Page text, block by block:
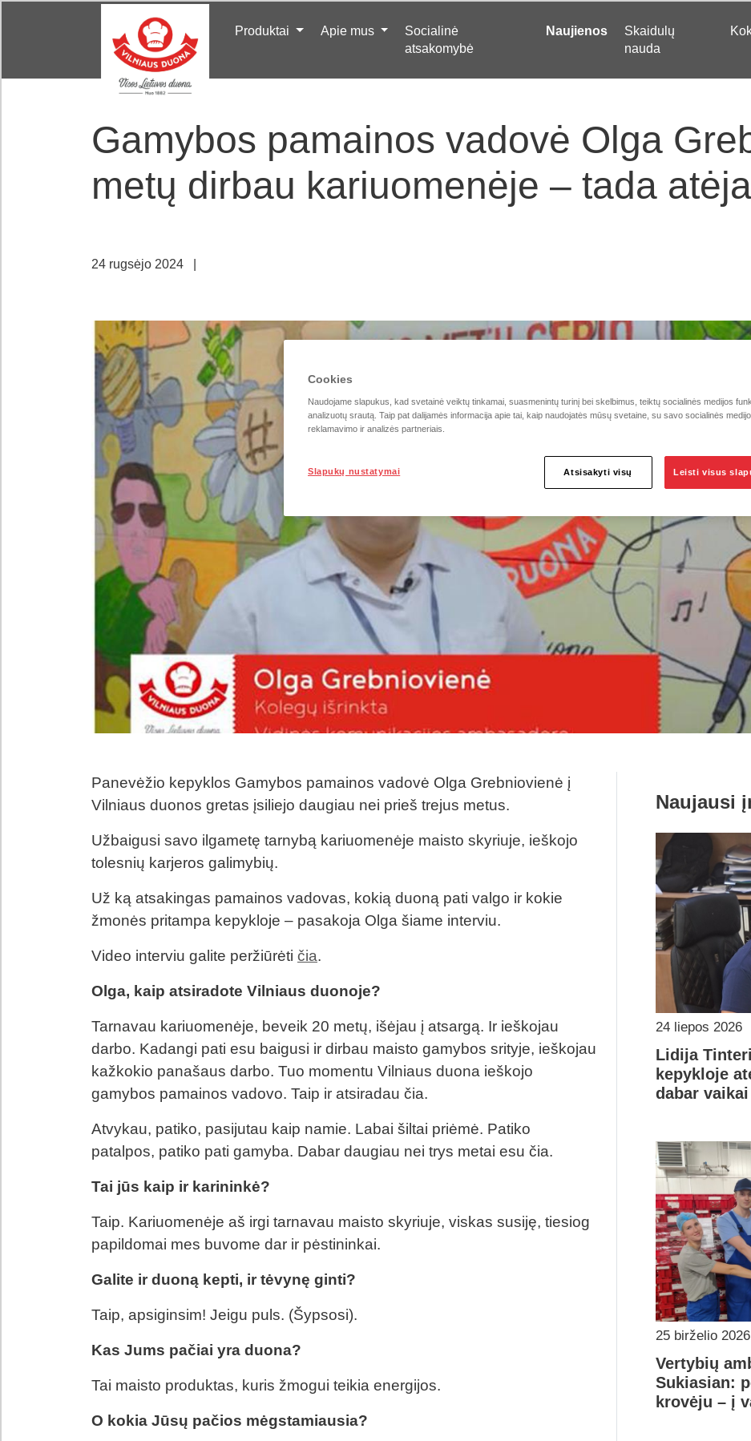
Produktai Apie mus
Socialinė
atsakomybė
Naujienos
Skaidulų
nauda
Gamybos pamainos vadovė Olga
metų dirbau kariuomenėje – tada
24 rugsėjo 2024
Panevėžio kepyklos Gamybos pamainos vadovė Olga Grebniovienė į
Vilniaus duonos gretas įsiliejo daugiau nei prieš trejus metus.
Užbaigusi savo ilgametę tarnybą kariuomenėje maisto skyriuje, ieškojo
tolesnių karjeros galimybių.
Už ką atsakingas pamainos vadovas, kokią duoną pati valgo ir kokie
žmonės pritampa kepykloje – pasakoja Olga šiame interviu.
Video interviu galite peržiūrėti čia.
Olga, kaip atsiradote Vilniaus duonoje?
Tarnavau kariuomenėje, beveik 20 metų, išėjau į atsargą. Ir ieškojau
darbo. Kadangi pati esu baigusi ir dirbau maisto gamybos srityje, ieškojau
kažkokio panašaus darbo. Tuo momentu Vilniaus duona ieškojo
gamybos pamainos vadovo. Taip ir atsiradau čia.
Atvykau, patiko, pasijutau kaip namie. Labai šiltai priėmė. Patiko
patalpos, patiko pati gamyba. Dabar daugiau nei trys metai esu čia.
Tai jūs kaip ir karininkė?
Taip. Kariuomenėje aš irgi tarnavau maisto skyriuje, viskas susiję, tiesiog
papildomai mes buvome dar ir pėstininkai.
Galite ir duoną kepti, ir tėvynę ginti?
Taip, apsiginsim! Jeigu puls. (Šypsosi).
Kas Jums pačiai yra duona?
Tai maisto produktas, kuris žmogui teikia energijos.
O kokia Jūsų pačios mėgstamiausia?
Naujausi
24 liepos 2026
Lidija
kepykloje
dabar
25 birželio 2026
Vertybių
Sukiasian:
krovėju – į
Cookies
Naudojame slapukus, kad svetainė veiktų tinkamai, suasmenintų turinį bei skelbimus, teiktų socialinės medijos
analizuotų srautą. Taip pat dalijamės informacija apie tai, kaip naudojatės mūsų svetaine, su savo socialinės
reklamavimo ir analizės partneriais.
Slapukų nustatymai Atsisakyti visų Leisti visus